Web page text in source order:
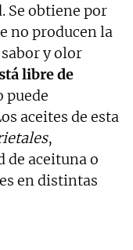
Se obtiene por
no producen la
y olor
libre de
puede
aceites de esta
,
de aceituna o
en distintas